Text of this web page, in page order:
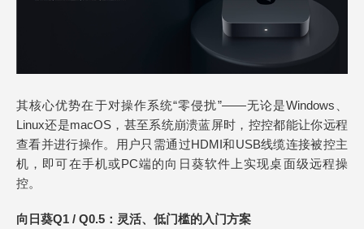
其核心优势在于对操作系统“零侵扰”——无论是Windows、
Linux还是macOS，甚至系统崩溃蓝屏时，控控都能让你远程
查看并进行操作。用户只需通过HDMI和USB线缆连接被控主
机，即可在手机或PC端的向日葵软件上实现桌面级远程操
控。
向日葵Q1 / Q0.5：灵活、低门槛的入门方案